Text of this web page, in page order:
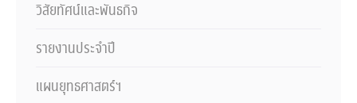
วิสัยทัศน์และพันธกิจ
รายงานประจำปี
แผนยุทธศาสตร์ฯ